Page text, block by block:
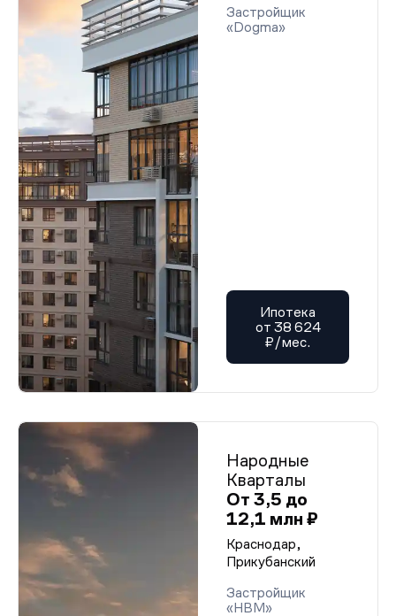
Застройщик
«Dogma»
Ипотека
от 38 624
₽/мес.
Народные
Кварталы
От 3,5 до
12,1 млн ₽
Краснодар,
Прикубанский
Застройщик
«НВМ»